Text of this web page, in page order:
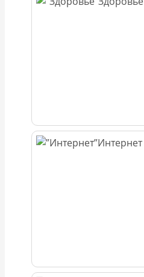
Интернет